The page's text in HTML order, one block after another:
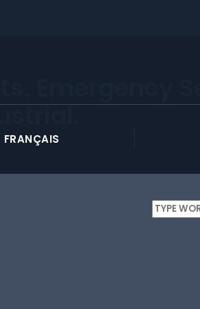
Emergency
FRANÇAIS